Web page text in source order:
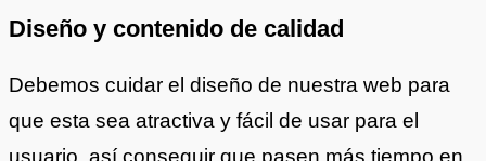
Diseño y contenido de calidad
Debemos cuidar el diseño de nuestra web para
que esta sea atractiva y fácil de usar para el
usuario, así conseguir que pasen más tiempo en